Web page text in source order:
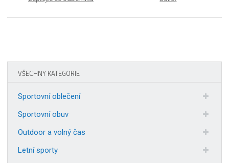
VŠECHNY KATEGORIE
Sportovní oblečení
Sportovní obuv
Outdoor a volný čas
Letní sporty